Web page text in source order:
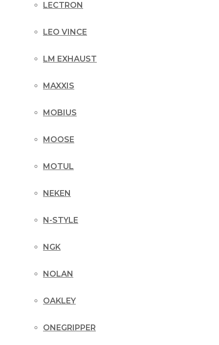
LECTRON
LEO VINCE
LM EXHAUST
MAXXIS
MOBIUS
MOOSE
MOTUL
NEKEN
N-STYLE
NGK
NOLAN
OAKLEY
ONEGRIPPER